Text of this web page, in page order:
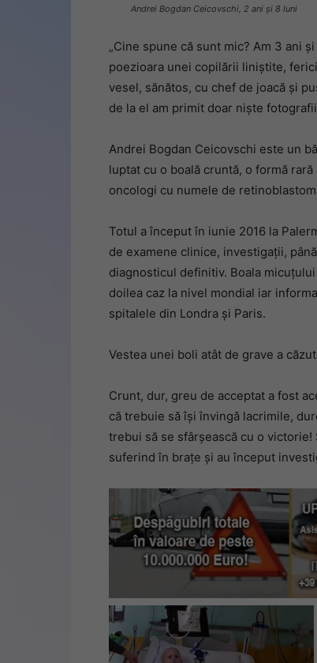
Andrei Bogdan Ceicovschi, 2 ani și 8 luni
„Cine spune că sunt mic? Am 3 ani
poezioara unei copilării liniștite,
vesel, sănătos, cu chef de joacă și
de la el am primit doar niște
Andrei Bogdan Ceicovschi este un
luptat cu o boală cruntă, o formă
oncologi cu numele de
Totul a început în iunie 2016 la
de examene clinice, investigații,
diagnosticul definitiv. Boala
doilea caz la nivel mondial iar
spitalele din Londra și Paris.
Vestea unei boli atât de grave a
Crunt, dur, greu de acceptat a fost
că trebuie să își învingă lacrimile,
trebui să se sfârșească cu o
suferind în brațe și au început